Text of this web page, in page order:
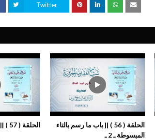
Twitter
الحلقة ( 57 ) || باب همز الوصل
الحلقة ( 56 ) || باب ما رسم بالتاء
المبسوطة ـ 2 ـ